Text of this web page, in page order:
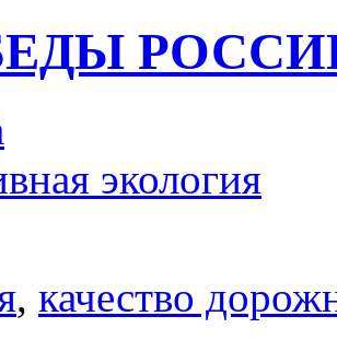
экология
, качество